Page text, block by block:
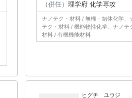
（併任） 理学府 化学専攻
ナノテク・材料 / 無機・錯体化学、
テク・材料 / 機能物性化学、ナノテ
材料 / 有機機能材料
ヒグチ ユウジ